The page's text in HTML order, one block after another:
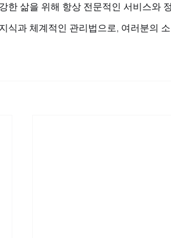
한 삶을 위해 항상 전문적인 서비스와
식과 체계적인 관리법으로, 여러분의